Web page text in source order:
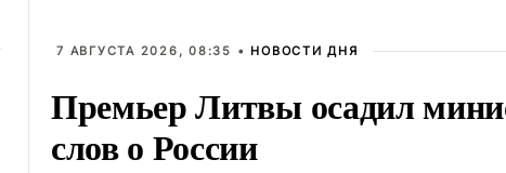
7 АВГУСТА 2026, 08:35 • НОВОСТИ ДНЯ
Премьер Литвы осадил
слов о России